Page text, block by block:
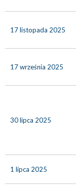
17 listopada 2025
17 września 2025
30 lipca 2025
1 lipca 2025